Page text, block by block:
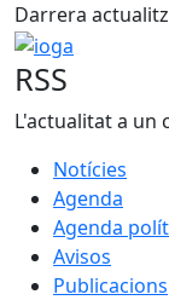
Darrera
ioga
RSS
L'actualitat a un
Notícies
Agenda
Agenda
Avisos
Publicacions